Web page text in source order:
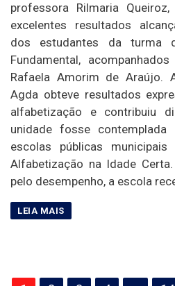
professora Rilmaria
excelentes resultados
dos estudantes da turma
Fundamental,
Rafaela Amorim de Araújo.
Agda obteve resultados
alfabetização e contribuiu
unidade fosse
escolas públicas
Alfabetização na Idade
pelo desempenho, a escola